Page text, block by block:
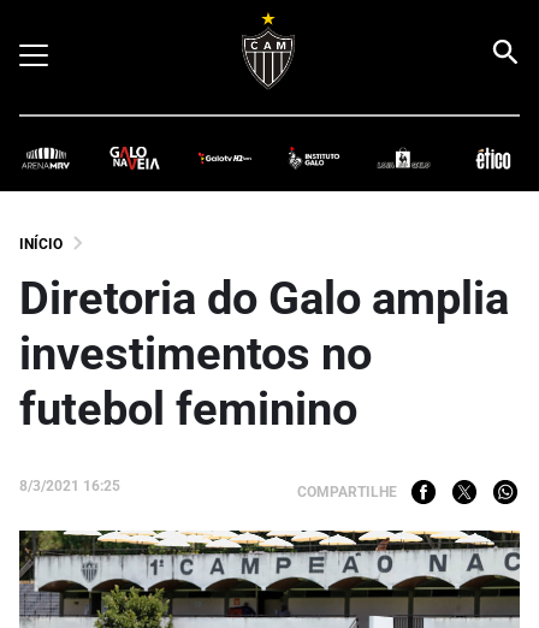
INÍCIO
Diretoria do Galo amplia
investimentos no
futebol feminino
8/3/2021 16:25 COMPARTILHE